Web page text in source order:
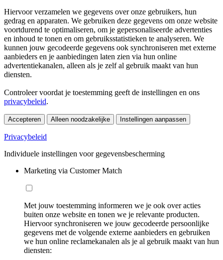
Hiervoor verzamelen we gegevens over onze gebruikers, hun
gedrag en apparaten. We gebruiken deze gegevens om onze website
voortdurend te optimaliseren, om je gepersonaliseerde advertenties
en inhoud te tonen en om gebruiksstatistieken te analyseren. We
kunnen jouw gecodeerde gegevens ook synchroniseren met externe
aanbieders en je aanbiedingen laten zien via hun online
advertentiekanalen, alleen als je zelf al gebruik maakt van hun
diensten.
Controleer voordat je toestemming geeft de instellingen en ons
privacybeleid.
Accepteren Alleen noodzakelijke Instellingen aanpassen
Privacybeleid
Individuele instellingen voor gegevensbescherming
Marketing via Customer Match
Met jouw toestemming informeren we je ook over acties
buiten onze website en tonen we je relevante producten.
Hiervoor synchroniseren we jouw gecodeerde persoonlijke
gegevens met de volgende externe aanbieders en gebruiken
we hun online reclamekanalen als je al gebruik maakt van hun
diensten: